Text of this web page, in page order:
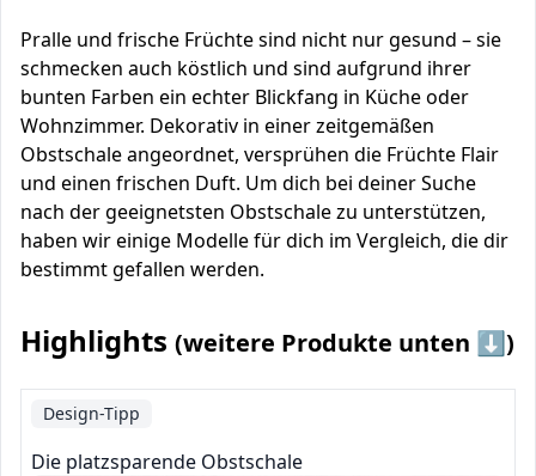
Pralle und frische Früchte sind nicht nur gesund – sie
schmecken auch köstlich und sind aufgrund ihrer
bunten Farben ein echter Blickfang in Küche oder
Wohnzimmer. Dekorativ in einer zeitgemäßen
Obstschale angeordnet, versprühen die Früchte Flair
und einen frischen Duft. Um dich bei deiner Suche
nach der geeignetsten Obstschale zu unterstützen,
haben wir einige Modelle für dich im Vergleich, die dir
bestimmt gefallen werden.
Highlights (weitere Produkte unten ⬇️)
Design-Tipp
Die platzsparende Obstschale